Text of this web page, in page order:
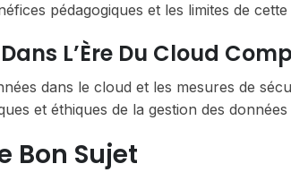
pédagogiques et les limites de
L’Ère Du Cloud
dans le cloud et les mesures de
et éthiques de la gestion des
Bon Sujet